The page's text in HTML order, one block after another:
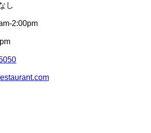
し
2:00pm